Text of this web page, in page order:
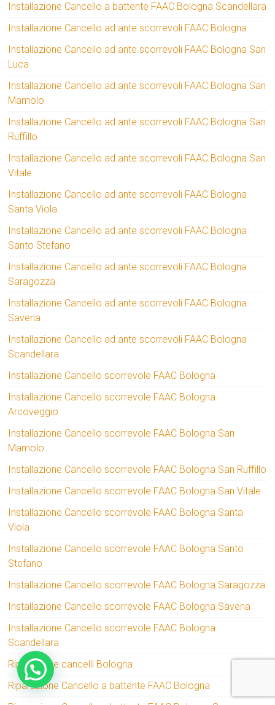
Installazione Cancello a battente FAAC Bologna Scandellara
Installazione Cancello ad ante scorrevoli FAAC Bologna
Installazione Cancello ad ante scorrevoli FAAC Bologna San
Luca
Installazione Cancello ad ante scorrevoli FAAC Bologna San
Mamolo
Installazione Cancello ad ante scorrevoli FAAC Bologna San
Ruffillo
Installazione Cancello ad ante scorrevoli FAAC Bologna San
Vitale
Installazione Cancello ad ante scorrevoli FAAC Bologna
Santa Viola
Installazione Cancello ad ante scorrevoli FAAC Bologna
Santo Stefano
Installazione Cancello ad ante scorrevoli FAAC Bologna
Saragozza
Installazione Cancello ad ante scorrevoli FAAC Bologna
Savena
Installazione Cancello ad ante scorrevoli FAAC Bologna
Scandellara
Installazione Cancello scorrevole FAAC Bologna
Installazione Cancello scorrevole FAAC Bologna
Arcoveggio
Installazione Cancello scorrevole FAAC Bologna San
Mamolo
Installazione Cancello scorrevole FAAC Bologna San Ruffillo
Installazione Cancello scorrevole FAAC Bologna San Vitale
Installazione Cancello scorrevole FAAC Bologna Santa
Viola
Installazione Cancello scorrevole FAAC Bologna Santo
Stefano
Installazione Cancello scorrevole FAAC Bologna Saragozza
Installazione Cancello scorrevole FAAC Bologna Savena
Installazione Cancello scorrevole FAAC Bologna
Scandellara
Riparazione cancelli Bologna
Riparazione Cancello a battente FAAC Bologna